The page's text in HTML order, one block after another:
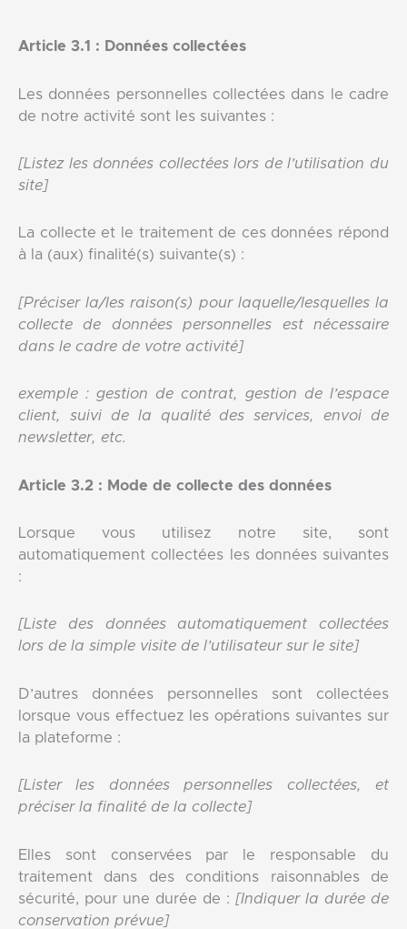
Article 3.1 : Données collectées
Les données personnelles collectées dans le cadre
de notre activité sont les suivantes :
[Listez les données collectées lors de l’utilisation du
site]
La collecte et le traitement de ces données répond
à la (aux) finalité(s) suivante(s) :
[Préciser la/les raison(s) pour laquelle/lesquelles la
collecte de données personnelles est nécessaire
dans le cadre de votre activité]
exemple : gestion de contrat, gestion de l’espace
client, suivi de la qualité des services, envoi de
newsletter, etc.
Article 3.2 : Mode de collecte des données
Lorsque vous utilisez notre site, sont
automatiquement collectées les données suivantes
:
[Liste des données automatiquement collectées
lors de la simple visite de l’utilisateur sur le site]
D’autres données personnelles sont collectées
lorsque vous effectuez les opérations suivantes sur
la plateforme :
[Lister les données personnelles collectées, et
préciser la finalité de la collecte]
Elles sont conservées par le responsable du
traitement dans des conditions raisonnables de
sécurité, pour une durée de : [Indiquer la durée de
conservation prévue]